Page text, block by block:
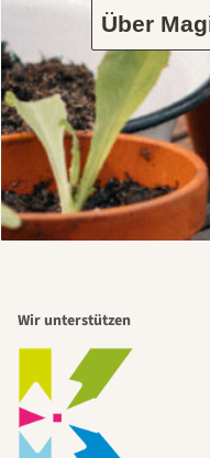
Über
Wir unterstützen